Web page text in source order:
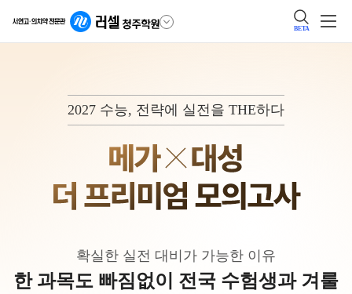
BETA
2027 수능, 전략에 실전을 THE하다
확실한 실전 대비가 가능한 이유
한 과목도 빠짐없이 전국 수험생과 겨룰